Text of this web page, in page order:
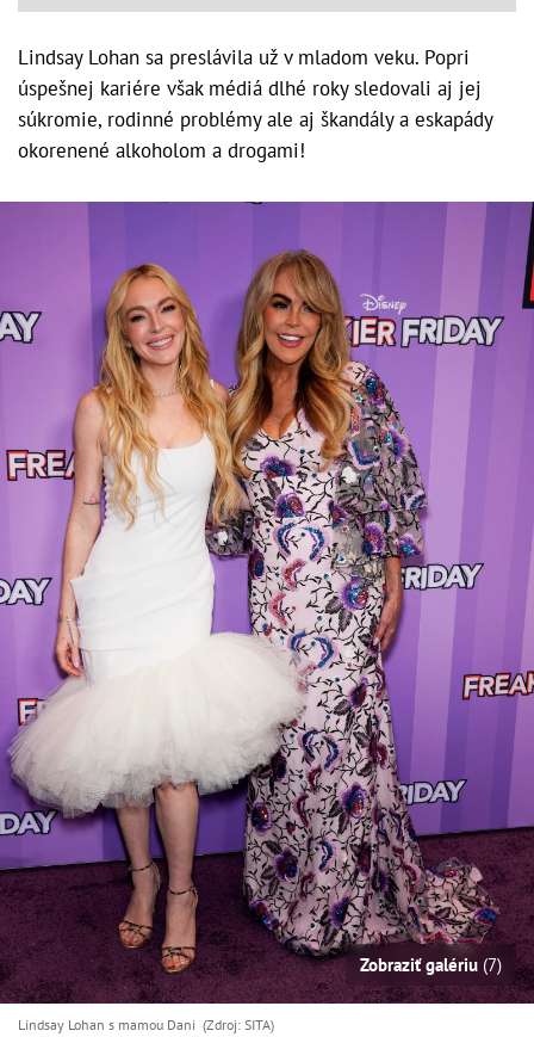
Lindsay Lohan sa preslávila už v mladom veku. Popri
úspešnej kariére však médiá dlhé roky sledovali aj jej
súkromie, rodinné problémy ale aj škandály a eskapády
okorenené alkoholom a drogami!
Zobraziť galériu (7)
Lindsay Lohan s mamou Dani (Zdroj: SITA)